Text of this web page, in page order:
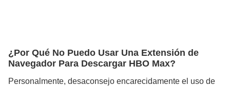
¿Por Qué No Puedo Usar Una Extensión de
Navegador Para Descargar HBO Max?
Personalmente, desaconsejo encarecidamente el uso de